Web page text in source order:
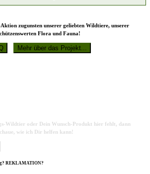
zugunsten unserer geliebten Wildtiere, unserer
Flora und Fauna!
Wildtier oder Dein Wunsch-Produkt hier fehlt, dann
wie ich Dir helfen kann!
REKLAMATION?